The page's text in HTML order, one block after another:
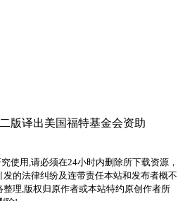
版译出美国福特基金会资助
使用,请必须在24小时内删除所下载资源，
的法律纠纷及连带责任本站和发布者概不
理,版权归原作者或本站特约原创作者所